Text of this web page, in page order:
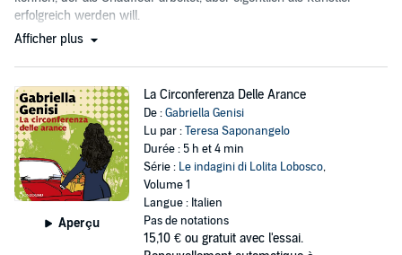
erfolgreich werden will.
Afficher plus
Aperçu
La Circonferenza Delle Arance
De :Gabriella Genisi
Lu par :Teresa Saponangelo
Durée : 5 h et 4 min
Série : Le indagini di Lolita Lobosco,
Volume 1
Langue : Italien
Pas de notations
15,10 € ou gratuit avec l'essai.